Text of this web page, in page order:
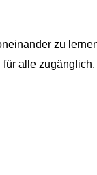
zu
alle zugänglich.